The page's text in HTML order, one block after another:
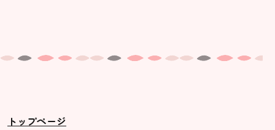
トップページ